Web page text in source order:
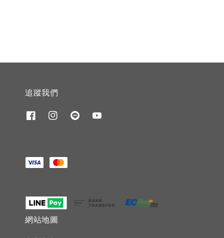
追蹤我們
網站地圖